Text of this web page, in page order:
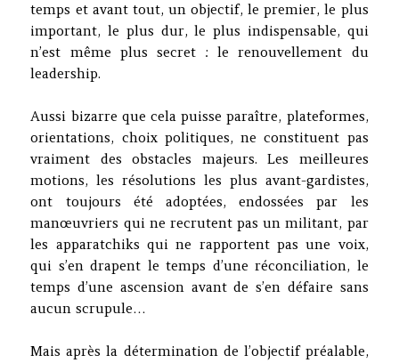
temps et avant tout, un objectif, le premier, le plus
important, le plus dur, le plus indispensable, qui
n’est même plus secret : le renouvellement du
leadership.
Aussi bizarre que cela puisse paraître, plateformes,
orientations, choix politiques, ne constituent pas
vraiment des obstacles majeurs. Les meilleures
motions, les résolutions les plus avant-gardistes,
ont toujours été adoptées, endossées par les
manœuvriers qui ne recrutent pas un militant, par
les apparatchiks qui ne rapportent pas une voix,
qui s’en drapent le temps d’une réconciliation, le
temps d’une ascension avant de s’en défaire sans
aucun scrupule…
Mais après la détermination de l’objectif préalable,